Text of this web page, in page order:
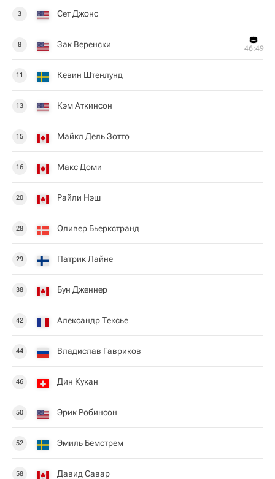
3 Сет Джонс
8 Зак Веренски 46:49
11 Кевин Штенлунд
13 Кэм Аткинсон
15 Майкл Дель Зотто
16 Макс Доми
20 Райли Нэш
28 Оливер Бьеркстранд
29 Патрик Лайне
38 Бун Дженнер
42 Александр Тексье
44 Владислав Гавриков
46 Дин Кукан
50 Эрик Робинсон
52 Эмиль Бемстрем
58 Давид Савар